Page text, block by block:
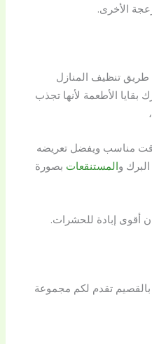
الأخرى.
تنظيف المنازل
الأطعمة لأنها تجذب
مناسب ويفضل تعريضه
والمستنقعات بصورة
أقوى إبادة للحشرات.
تقدم لكم مجموعة